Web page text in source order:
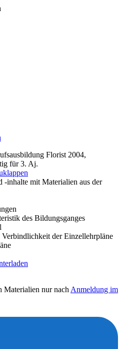
Florist 2004,
für 3. Aj.
-inhalte mit Materialien aus der
des Bildungsganges
der Einzellehrpläne
Materialien nur nach Anmeldung im